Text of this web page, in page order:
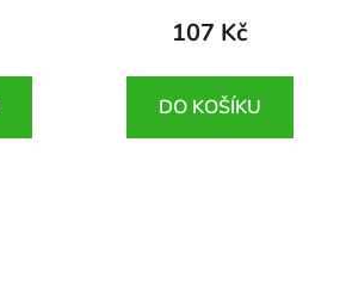
107 Kč
DO KOŠÍKU